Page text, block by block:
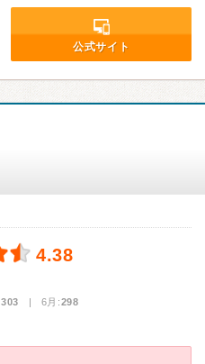
公式サイト
4.38
303 | 6月:298